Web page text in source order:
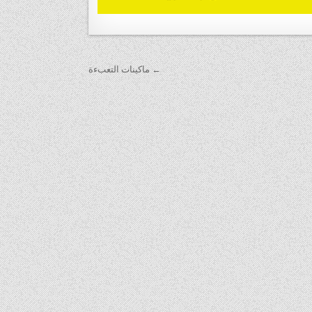
← ماكينات التعبءة